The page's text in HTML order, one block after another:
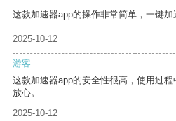
这款加速器app的操作非常简单，一键加
2025-10-12
游客
这款加速器app的安全性很高，使用过
放心。
2025-10-12